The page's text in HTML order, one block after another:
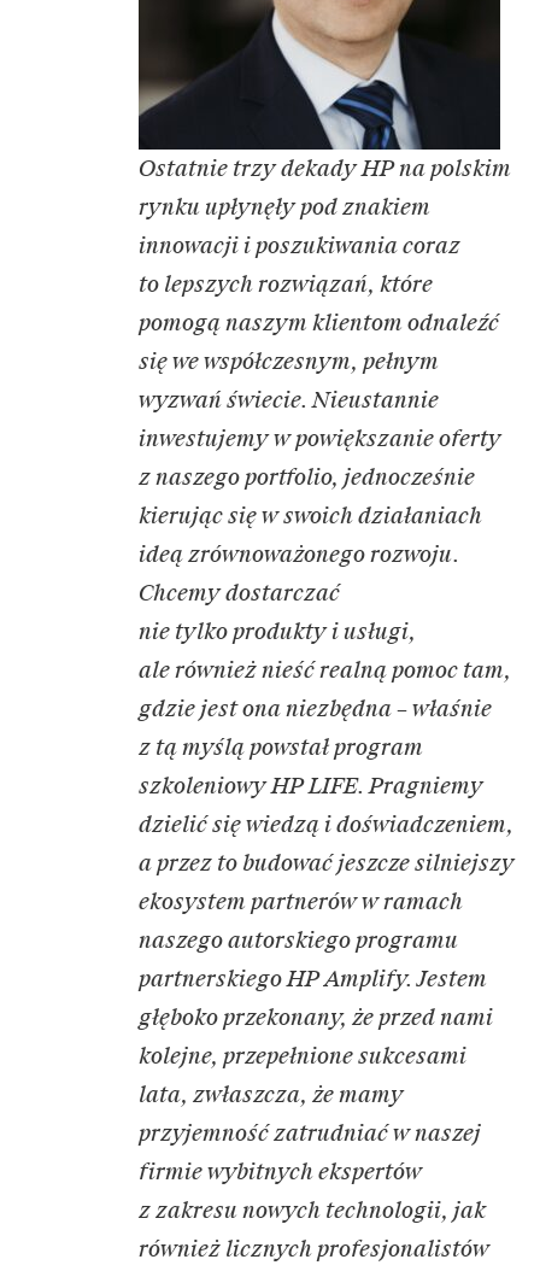
Ostatnie trzy dekady HP na polskim
rynku upłynęły pod znakiem
innowacji i poszukiwania coraz
to lepszych rozwiązań, które
pomogą naszym klientom odnaleźć
się we współczesnym, pełnym
wyzwań świecie. Nieustannie
inwestujemyw powiększanie oferty
z naszego portfolio, jednocześnie
kierując się w swoich działaniach
ideą zrównoważonego rozwoju.
Chcemy dostarczać
nie tylko produkty i usługi,
ale również nieść realną pomoc tam,
gdzie jest ona niezbędna – właśnie
z tą myślą powstał program
szkoleniowy HP LIFE. Pragniemy
dzielić się wiedzą i doświadczeniem,
a przez to budować jeszcze silniejszy
ekosystem partnerów w ramach
naszego autorskiego programu
partnerskiego HP Amplify. Jestem
głęboko przekonany, że przed nami
kolejne, przepełnione sukcesami
lata, zwłaszcza, że mamy
przyjemność zatrudniać w naszej
firmie wybitnych ekspertów
z zakresu nowych technologii, jak
również licznych profesjonalistów